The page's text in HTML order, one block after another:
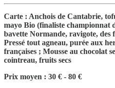
Carte : Anchois de Cantabrie,
mayo Bio (finaliste championnat
bavette Normande, ravigote, des
Pressé tout agneau, purée aux
françaises ; Mousse au chocolat
cointreau, fruits secs
Prix moyen : 30 € - 80 €